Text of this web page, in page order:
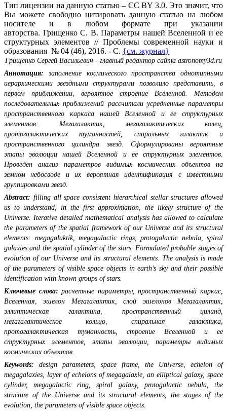
Тип лицензии на данную статью – CC BY 3.0. Это значит, что
Вы можете свободно цитировать данную статью на любом
носителе и в любом формате при указании
авторства. Грищенко С. В. Параметры нашей Вселенной и ее
структурных элементов // Проблемы современной науки и
образования № 04 (46), 2016. - С. {см. журнал}
Грищенко Сергей Васильевич - главный редактор сайта astronomy3d.ru
Аннотация: заполнение космического пространства однотипными
иерархическими звездными структурами позволило представить, в
первом приближении, вероятное строение Вселенной. Методом
последовательных приближений рассчитали усредненные параметры
пространственного каркаса нашей Вселенной и ее структурных
элементов: Мегагалактик, мегагалактических колец,
протогалактических туманностей, спиральных галактик и
пространственного цилиндра звезд. Сформулированы вероятные
этапы эволюции нашей Вселенной и ее структурных элементов.
Проведен анализ параметров видимых космических объектов на
земном небосводе и их вероятная идентификация с известными
группировками звезд.
Abstract: filling all space consistent hierarchical stellar structures allowed
us to understand, in the first approximation, the likely structure of the
Universe. Iterative detailed mathematical analysis has allowed to calculate
the parameters of the spatial framework of our Universe and its structural
elements: megagalaktik, megagalactic rings, protogalactic nebula, spiral
galaxies and the spatial cylinder of the stars. Formulated probable stages of
evolution of our Universe and its structural elements. The analysis is made
of the parameters of visible space objects in earth’s sky and their possible
identification with known groups of stars.
Ключевые слова: расчетные параметры, пространственный каркас,
Вселенная, эшелон Мегагалактик, слой эшелонов Мегагалактик,
эллиптическая галактика, пространственный цилинд,
мегагалактическое кольцо, спиральная галактика,
протогалактическая туманность, строение Вселенной и ее
структурных элементов, этапы эволюции, параметры видимых
космических объектов.
Keywords: design parameters, space frame, the Universe, echelon of
megagalaxies, layer of echelons of megagalaxie, an elliptical galaxy, space
cylinder, megagalactic ring, spiral galaxy, protogalactic nebula, the
structure of the Universe and its structural elements, the stages of the
evolution, the parameters of visible space objects.